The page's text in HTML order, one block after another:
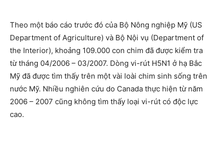
Theo một báo cáo trước đó của Bộ Nông nghiệp Mỹ (US
Department of Agriculture) và Bộ Nội vụ (Department of
the Interior), khoảng 109.000 con chim đã được kiểm tra
từ tháng 04/2006 – 03/2007. Dòng vi-rút H5N1 ở hạ Bắc
Mỹ đã được tìm thấy trên một vài loài chim sinh sống trên
nước Mỹ. Nhiều nghiên cứu do Canada thực hiện từ năm
2006 – 2007 cũng không tìm thấy loại vi-rút có độc lực
cao.